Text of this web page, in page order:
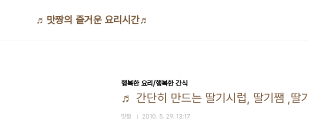
♬맛짱의 즐거운 요리시간♬
행복한 요리/행복한 간식
♬ 간단히 만드는 딸기시럽, 딸기쨈 ,딸
맛짱 2010. 5. 29. 13:17